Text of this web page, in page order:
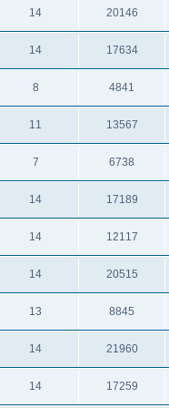
14 20146
14 17634
8 4841
11 13567
7 6738
14 17189
14 12117
14 20515
13 8845
14 21960
14 17259